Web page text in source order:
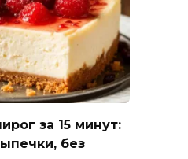
за 15 минут:
без